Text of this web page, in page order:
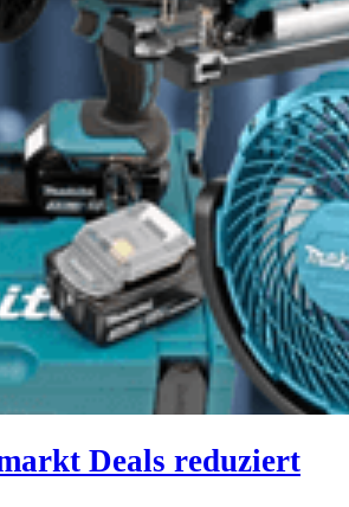
Deals reduziert